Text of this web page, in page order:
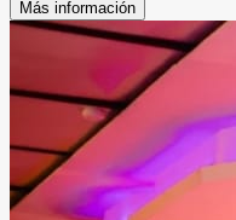
Más información